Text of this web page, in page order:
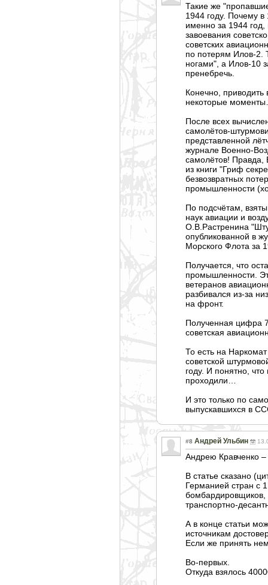
Такие же
1944 году. Почему
именно за 1944 год,
завоевания
советских
по потерям Илов-2.
ногами", а Илов-10
пренебречь.
Конечно,
некоторые
После всех
самолётов-
представленной
журнале Военно-
самолётов! Правда,
из книги "Гриф
безвозвратных
промышленности
По подсчётам,
наук авиации и
О.В.Растренина
опубликованной в
Морского Флота за
Получается, что
промышленности.
ветеранов
разбивался из-за
на фронт.
Полученная цифра
советская
То есть на
советской
году. И понятно,
проходили…
И это только по
выпускавшихся в
#8 Андрей Ульбин
Андрею Кравченко –
В статье сказано
Германией стран с
бомбардировщико
транспортно-
А в конце статьи
источникам
Если же принять
Во-первых.
Откуда взялось